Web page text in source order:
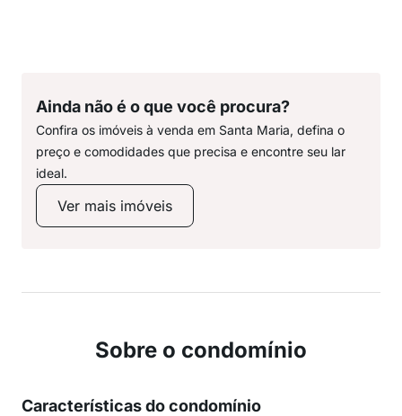
Ainda não é o que você procura?
Confira os imóveis à venda em Santa Maria, defina o
preço e comodidades que precisa e encontre seu lar
ideal.
Ver mais imóveis
Sobre o condomínio
Características do condomínio